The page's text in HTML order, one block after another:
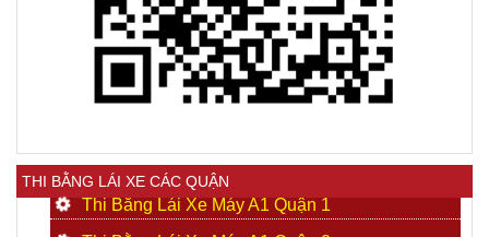
THI BẰNG LÁI XE CÁC QUẬN
Thi Bằng Lái Xe Máy A1 Quận 1